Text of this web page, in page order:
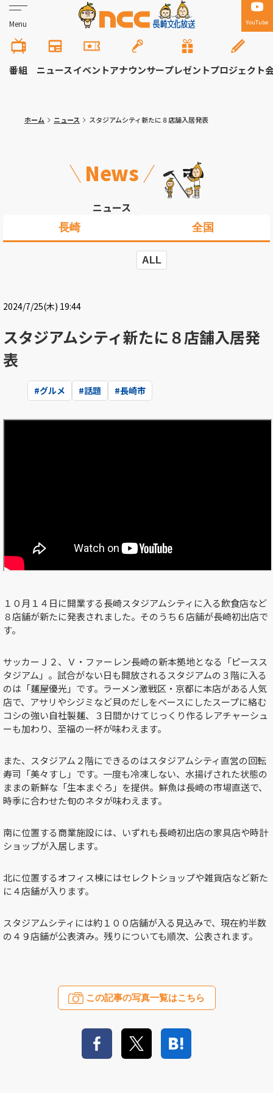
Menu YouTube
番組 ニュースイベントアナウンサープレゼントプロジェクト
ホーム ニュース スタジアムシティ新たに８店舗入居発表
News
ニュース
長崎 全国
ALL
2024/7/25(木) 19:44
スタジアムシティ新たに８店舗入居発
表
#グルメ #話題 #長崎市
１０月１４日に開業する長崎スタジアムシティに入る飲食店など
８店舗が新たに発表されました。そのうち６店舗が長崎初出店で
す。
サッカーＪ２、Ｖ・ファーレン長崎の新本拠地となる「ピースス
タジアム」。試合がない日も開放されるスタジアムの３階に入る
のは「麺屋優光」です。ラーメン激戦区・京都に本店がある人気
店で、アサリやシジミなど貝のだしをベースにしたスープに絡む
コシの強い自社製麺、３日間かけてじっくり作るレアチャーシュ
ーも加わり、至福の一杯が味わえます。
また、スタジアム２階にできるのはスタジアムシティ直営の回転
寿司「美々すし」です。一度も冷凍しない、水揚げされた状態の
ままの新鮮な「生本まぐろ」を提供。鮮魚は長崎の市場直送で、
時季に合わせた旬のネタが味わえます。
南に位置する商業施設には、いずれも長崎初出店の家具店や時計
ショップが入居します。
北に位置するオフィス棟にはセレクトショップや雑貨店など新た
に４店舗が入ります。
スタジアムシティには約１００店舗が入る見込みで、現在約半数
の４９店舗が公表済み。残りについても順次、公表されます。
この記事の写真一覧はこちら